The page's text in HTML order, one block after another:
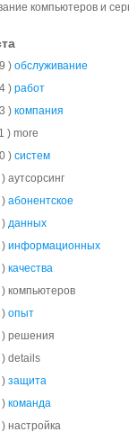
компьютеров и
) обслуживание
) работ
) компания
) more
) систем
аутсорсинг
) абонентское
) данных
) информационных
) качества
компьютеров
) опыт
) решения
details
) защита
) команда
настройка